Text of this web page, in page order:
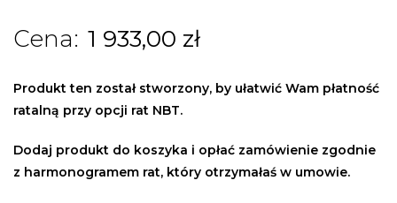
1 933,00 zł
Produkt ten został stworzony, by ułatwić Wam płatność
ratalną przy opcji rat NBT.
Dodaj produkt do koszyka i opłać zamówienie zgodnie
z harmonogramem rat, który otrzymałaś w umowie.